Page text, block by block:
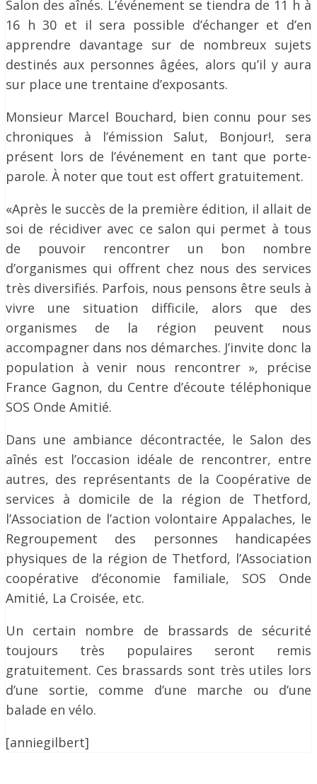
Salon des aînés. L’événement se tiendra de 11 h à
16 h 30 et il sera possible d’échanger et d’en
apprendre davantage sur de nombreux sujets
destinés aux personnes âgées, alors qu’il y aura
sur place une trentaine d’exposants.
Monsieur Marcel Bouchard, bien connu pour ses
chroniques à l’émission Salut, Bonjour!, sera
présent lors de l’événement en tant que porte-
parole. À noter que tout est offert gratuitement.
«Après le succès de la première édition, il allait de
soi de récidiver avec ce salon qui permet à tous
de pouvoir rencontrer un bon nombre
d’organismes qui offrent chez nous des services
très diversifiés. Parfois, nous pensons être seuls à
vivre une situation difficile, alors que des
organismes de la région peuvent nous
accompagner dans nos démarches. J’invite donc la
population à venir nous rencontrer », précise
France Gagnon, du Centre d’écoute téléphonique
SOS Onde Amitié.
Dans une ambiance décontractée, le Salon des
aînés est l’occasion idéale de rencontrer, entre
autres, des représentants de la Coopérative de
services à domicile de la région de Thetford,
l’Association de l’action volontaire Appalaches, le
Regroupement des personnes handicapées
physiques de la région de Thetford, l’Association
coopérative d’économie familiale, SOS Onde
Amitié, La Croisée, etc.
Un certain nombre de brassards de sécurité
toujours très populaires seront remis
gratuitement. Ces brassards sont très utiles lors
d’une sortie, comme d’une marche ou d’une
balade en vélo.
[anniegilbert]